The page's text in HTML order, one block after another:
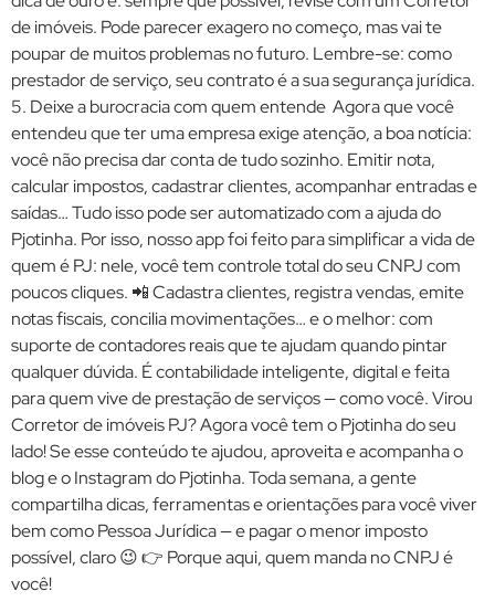
de imóveis. Pode parecer exagero no começo, mas vai te
poupar de muitos problemas no futuro. Lembre-se: como
prestador de serviço, seu contrato é a sua segurança jurídica.
5. Deixe a burocracia com quem entende Agora que você
entendeu que ter uma empresa exige atenção, a boa notícia:
você não precisa dar conta de tudo sozinho. Emitir nota,
calcular impostos, cadastrar clientes, acompanhar entradas e
saídas… Tudo isso pode ser automatizado com a ajuda do
Pjotinha. Por isso, nosso app foi feito para simplificar a vida de
quem é PJ: nele, você tem controle total do seu CNPJ com
poucos cliques. 📲 Cadastra clientes, registra vendas, emite
notas fiscais, concilia movimentações… e o melhor: com
suporte de contadores reais que te ajudam quando pintar
qualquer dúvida. É contabilidade inteligente, digital e feita
para quem vive de prestação de serviços — como você. Virou
Corretor de imóveis PJ? Agora você tem o Pjotinha do seu
lado! Se esse conteúdo te ajudou, aproveita e acompanha o
blog e o Instagram do Pjotinha. Toda semana, a gente
compartilha dicas, ferramentas e orientações para você viver
bem como Pessoa Jurídica — e pagar o menor imposto
possível, claro 😉 👉 Porque aqui, quem manda no CNPJ é
você!